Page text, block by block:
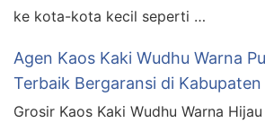
ke kota-kota kecil seperti …
Agen Kaos Kaki Wudhu Warna
Terbaik Bergaransi di Kabupaten
Grosir Kaos Kaki Wudhu Warna